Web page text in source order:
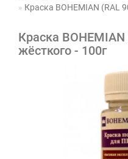
Краска BOHEMIAN (RAL
Краска
жёсткого - 100г